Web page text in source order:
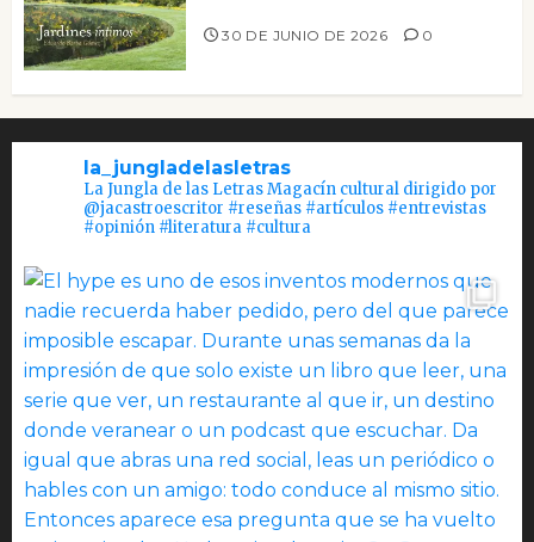
30 DE JUNIO DE 2026 0
la_jungladelasletras
La Jungla de las Letras Magacín cultural dirigido por
@jacastroescritor #reseñas #artículos #entrevistas
#opinión #literatura #cultura